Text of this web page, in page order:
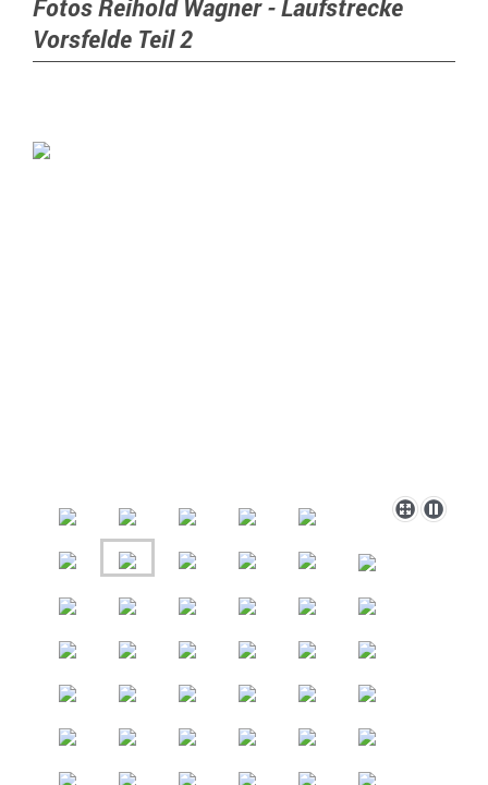
Fotos Reihold Wagner - Laufstrecke
Vorsfelde Teil 2